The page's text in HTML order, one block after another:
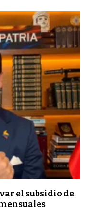
el subsidio de